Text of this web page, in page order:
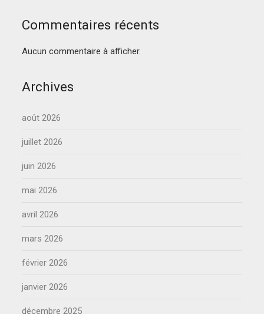
Commentaires récents
Aucun commentaire à afficher.
Archives
août 2026
juillet 2026
juin 2026
mai 2026
avril 2026
mars 2026
février 2026
janvier 2026
décembre 2025